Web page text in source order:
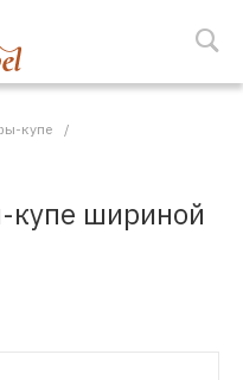
купе
/
шириной